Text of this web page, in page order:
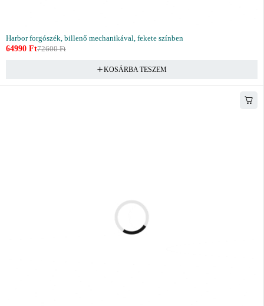
Harbor forgószék, billenő mechanikával, fekete színben
72600Ft
64990 Ft
KOSÁRBA TESZEM